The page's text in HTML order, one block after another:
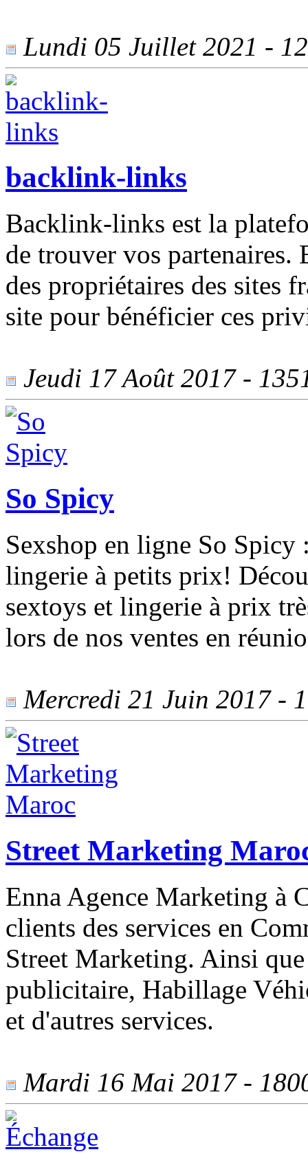
Lundi 05 Juillet 2021 -
backlink-links
Backlink-links est la
de trouver vos partenaires.
des propriétaires des sites
site pour bénéficier ces
Jeudi 17 Août 2017 -
So Spicy
Sexshop en ligne So Spicy
lingerie à petits prix!
sextoys et lingerie à prix
lors de nos ventes en
Mercredi 21 Juin 2017 -
Street Marketing
Enna Agence Marketing à
clients des services en
Street Marketing. Ainsi
publicitaire, Habillage
et d'autres services.
Mardi 16 Mai 2017 -